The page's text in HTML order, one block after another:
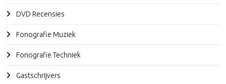
DVD Recensies
Fonografie Muziek
Fonografie Techniek
Gastschrijvers